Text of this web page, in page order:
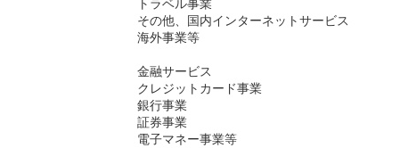
トラベル事業
その他、国内インターネットサービス
海外事業等
金融サービス
クレジットカード事業
銀行事業
証券事業
電子マネー事業等